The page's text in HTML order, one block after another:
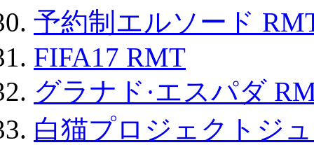
予約制エルソード
FIFA17 RMT
グラナド·エスパダ
白猫プロジェクトジ